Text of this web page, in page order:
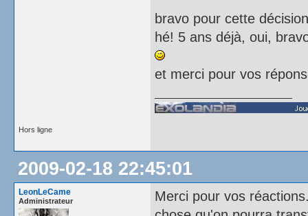
bravo pour cette
hé! 5 ans déjà, oui,
et merci pour vos
Hors ligne
2009-02-18 22:45:01
LeonLeCame
Administrateur
Merci pour vos